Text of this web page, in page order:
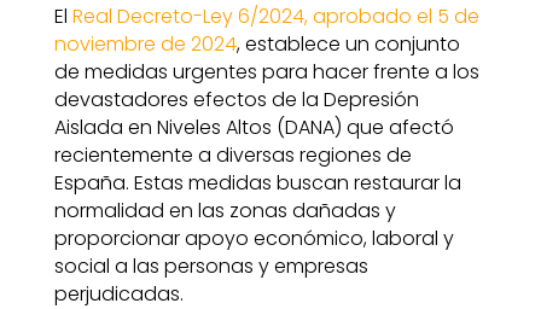
El Real Decreto-Ley 6/2024, aprobado el 5 de
noviembre de 2024, establece un conjunto
de medidas urgentes para hacer frente a los
devastadores efectos de la Depresión
Aislada en Niveles Altos (DANA) que afectó
recientemente a diversas regiones de
España. Estas medidas buscan restaurar la
normalidad en las zonas dañadas y
proporcionar apoyo económico, laboral y
social a las personas y empresas
perjudicadas.